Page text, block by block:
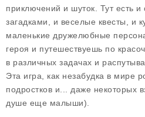
приключений и шуток. Тут есть и
загадками, и веселые квесты, и
маленькие дружелюбные
героя и путешествуешь по
в различных задачах и
Эта игра, как незабудка в мире
подростков и... даже некоторых
душе еще малыши).